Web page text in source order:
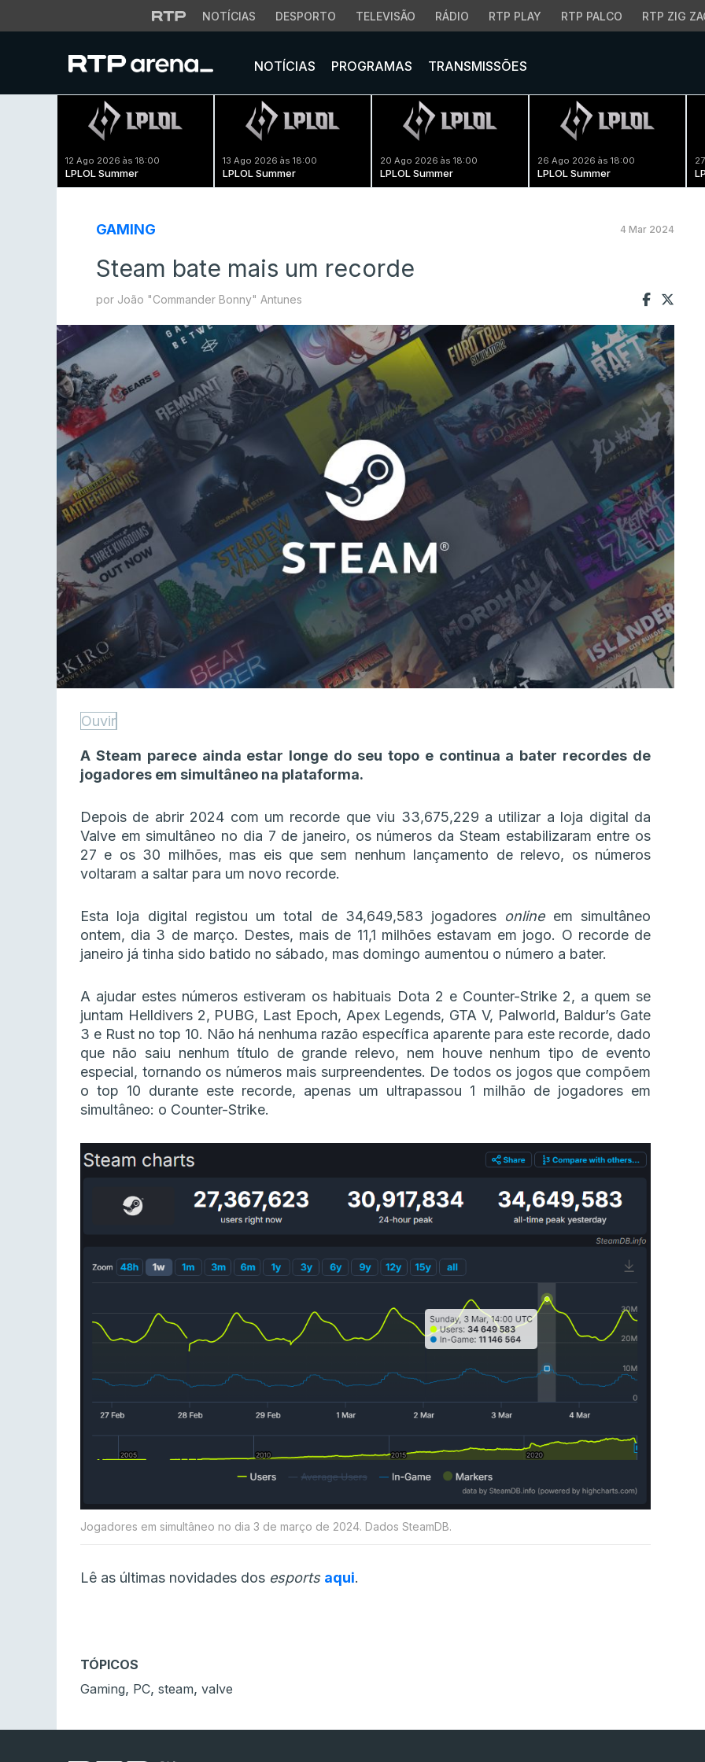
NOTÍCIAS DESPORTO TELEVISÃO RÁDIO RTP PLAY RTP PALCO RTP ZIG
NOTÍCIAS PROGRAMAS TRANSMISSÕES
12 Ago 2026 às 18:00
LPLOL Summer
13 Ago 2026 às 18:00
LPLOL Summer
20 Ago 2026 às 18:00
LPLOL Summer
26 Ago 2026 às 18:00
LPLOL Summer
GAMING 4 Mar 2024
Steam bate mais um recorde
por João "Commander Bonny" Antunes
Ouvir
A Steam parece ainda estar longe do seu topo e continua a bater recordes de
jogadores em simultâneo na plataforma.
Depois de abrir 2024 com um recorde que viu 33,675,229 a utilizar a loja digital da
Valve em simultâneo no dia 7 de janeiro, os números da Steam estabilizaram entre os
27 e os 30 milhões, mas eis que sem nenhum lançamento de relevo, os números
voltaram a saltar para um novo recorde.
Esta loja digital registou um total de 34,649,583 jogadores onlineem simultâneo
ontem, dia 3 de março. Destes, mais de 11,1 milhões estavam em jogo. O recorde de
janeiro já tinha sido batido no sábado, mas domingo aumentou o número a bater.
A ajudar estes números estiveram os habituais Dota 2 e Counter-Strike 2, a quem se
juntam Helldivers 2, PUBG, Last Epoch, Apex Legends, GTA V, Palworld, Baldur’s Gate
3 e Rust no top 10. Não há nenhuma razão específica aparente para este recorde, dado
que não saiu nenhum título de grande relevo, nem houve nenhum tipo de evento
especial, tornando os números mais surpreendentes. De todos os jogos que compõem
o top 10 durante este recorde, apenas um ultrapassou 1 milhão de jogadores em
simultâneo: o Counter-Strike.
Jogadores em simultâneo no dia 3 de março de 2024. Dados SteamDB.
Lê as últimas novidades dos esports aqui.
TÓPICOS
Gaming, PC, steam, valve